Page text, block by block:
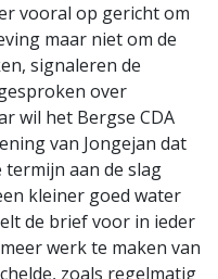
vooral op gericht om
maar niet om de
signaleren de
over
wil het Bergse CDA
van Jongejan dat
aan de slag
kleiner goed water
de brief voor in ieder
werk te maken van
zoals regelmatig